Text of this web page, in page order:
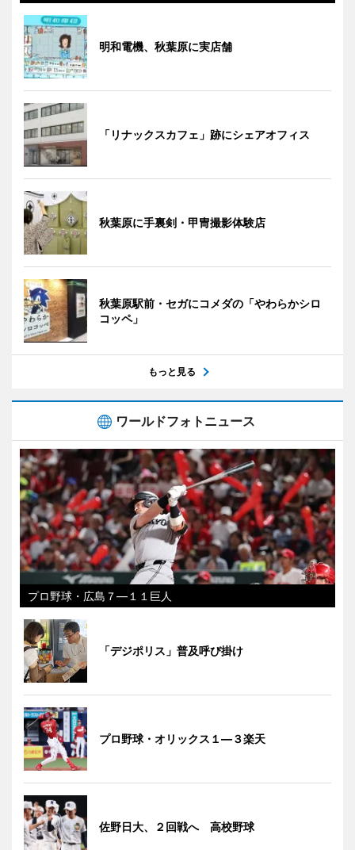
明和電機、秋葉原に実店舗
「リナックスカフェ」跡にシェアオフィス
秋葉原に手裏剣・甲冑撮影体験店
秋葉原駅前・セガにコメダの「やわらかシロ
コッペ」
もっと見る
ワールドフォトニュース
プロ野球・広島７―１１巨人
「デジポリス」普及呼び掛け
プロ野球・オリックス１―３楽天
佐野日大、２回戦へ 高校野球